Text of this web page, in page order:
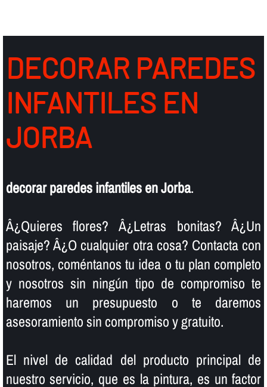
DECORAR PAREDES
INFANTILES EN
JORBA
decorar paredes infantiles en Jorba.
Â¿Quieres flores? Â¿Letras bonitas? Â¿Un
paisaje? Â¿O cualquier otra cosa? Contacta con
nosotros, coméntanos tu idea o tu plan completo
y nosotros sin ningún tipo de compromiso te
haremos un presupuesto o te daremos
asesoramiento sin compromiso y gratuito.
El nivel de calidad del producto principal de
nuestro servicio, que es la pintura, es un factor